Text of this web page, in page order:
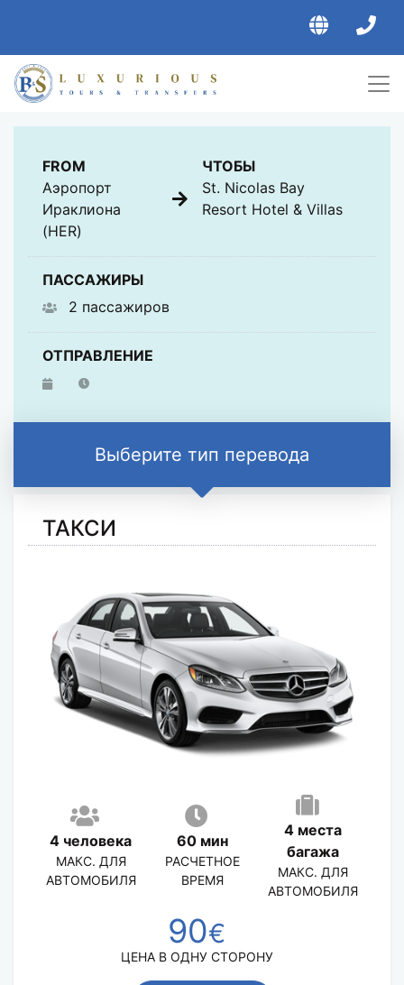
ОБЩЕЕ
FROM
Аэропорт
Ираклиона
(HER)
ЧТОБЫ
St. Nicolas Bay
Resort Hotel & Villas
ПАССАЖИРЫ
2 пассажиров
ОТПРАВЛЕНИЕ
Выберите тип перевода
ТАКСИ
4 человека
МАКС. ДЛЯ
АВТОМОБИЛЯ
60 мин
РАСЧЕТНОЕ
ВРЕМЯ
4 места
багажа
МАКС. ДЛЯ
АВТОМОБИЛЯ
ЦЕНА В ОДНУ СТОРОНУ
90€